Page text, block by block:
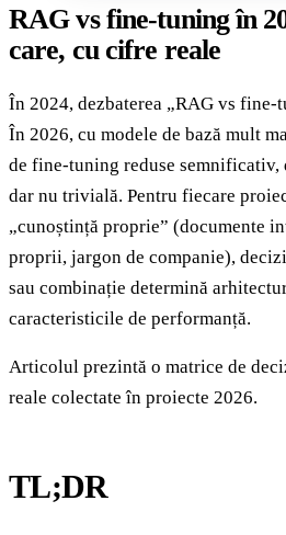
RAG vs fine-tuning în
care, cu cifre reale
În 2024, dezbaterea „RAG vs fine-
În 2026, cu modele de bază mult
de fine-tuning reduse
dar nu trivială. Pentru fiecare
„cunoștință proprie” (documente
proprii, jargon de companie),
sau combinație determină
caracteristicile de performanță.
Articolul prezintă o matrice de
reale colectate în proiecte 2026.
TL;DR